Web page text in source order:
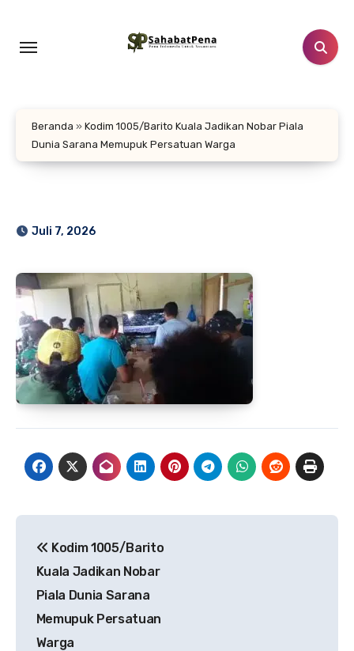
konten
Beranda » Kodim 1005/Barito Kuala Jadikan Nobar Piala
Dunia Sarana Memupuk Persatuan Warga
Juli 7, 2026
pos
Kodim 1005/Barito
Kuala Jadikan Nobar
Piala Dunia Sarana
Memupuk Persatuan
Warga